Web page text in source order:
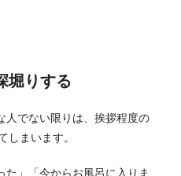
堀りする
人でない限りは、挨拶程度の
しまいます。
た」「今からお風呂に入りま